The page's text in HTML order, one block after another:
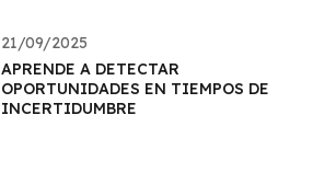
21/09/2025
APRENDE A DETECTAR
OPORTUNIDADES EN TIEMPOS DE
INCERTIDUMBRE